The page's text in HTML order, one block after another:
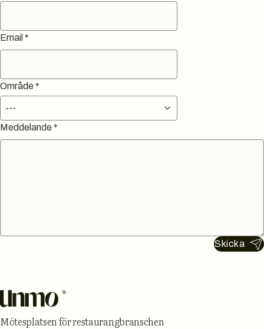
Email *
Område *
---
Meddelande *
Skicka
Mötesplatsen för restaurangbranschen